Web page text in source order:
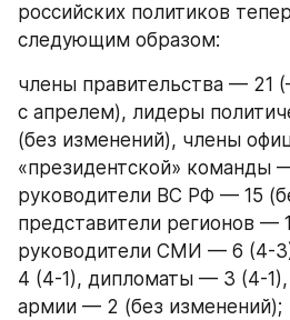
российских политиков
следующим образом:
члены правительства — 21
с апрелем), лидеры
(без изменений), члены
«президентской» команды
руководители ВС РФ — 15
представители регионов —
руководители СМИ — 6 (4-
4 (4-1), дипломаты — 3 (4-
армии — 2 (без изменений);